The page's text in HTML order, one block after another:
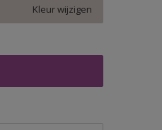
Kleur wijzigen